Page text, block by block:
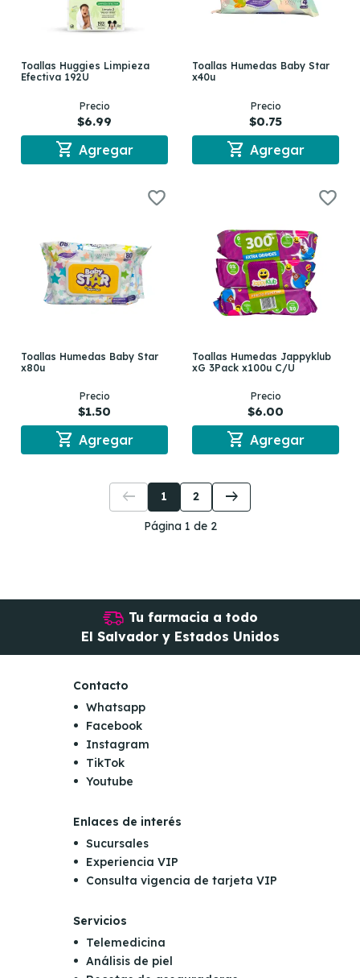
Toallas Huggies Limpieza
Efectiva 192U
Precio
$6.99
shopping_cart Agregar
Toallas Humedas Baby Star
x40u
Precio
$0.75
shopping_cart Agregar
Toallas Humedas Baby Star
x80u
Precio
$1.50
shopping_cart Agregar
Toallas Humedas Jappyklub
xG 3Pack x100u C/U
Precio
$6.00
shopping_cart Agregar
Página 1 de 2
arrow_left_alt 1 2 arrow_right_alt
Tu farmacia a todo
El Salvador y Estados Unidos
Contacto
Whatsapp
Facebook
Instagram
TikTok
Youtube
Enlaces de interés
Sucursales
Experiencia VIP
Consulta vigencia de tarjeta VIP
Servicios
Telemedicina
Análisis de piel